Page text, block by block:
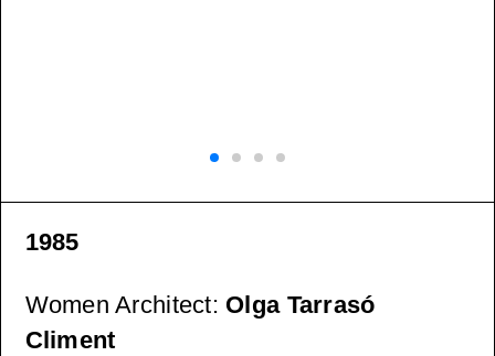
1985
Women Architect: Olga Tarrasó
Climent